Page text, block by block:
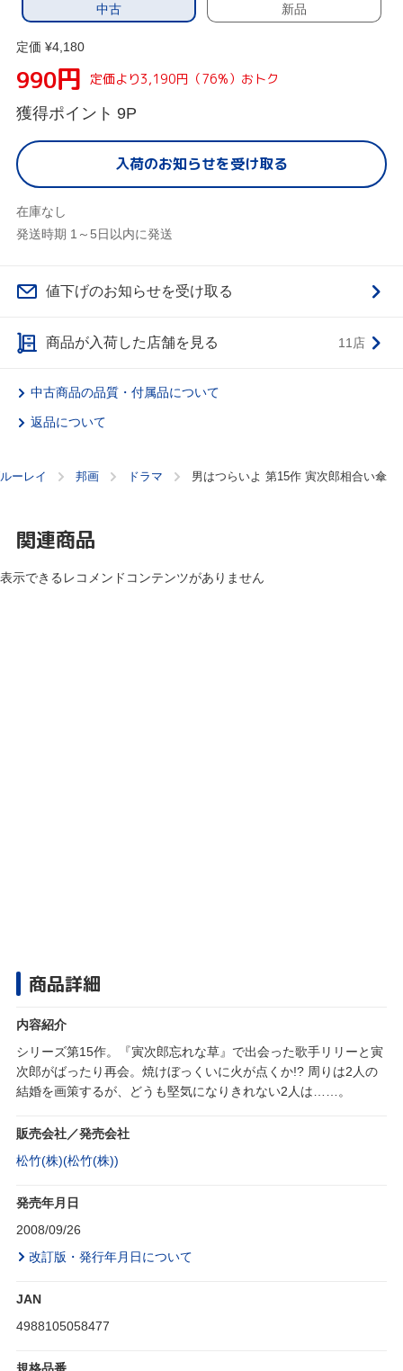
中古 新品
定価 ¥4,180
990円 定価より3,190円（76%）おトク
獲得ポイント 9P
入荷のお知らせを受け取る
在庫なし
発送時期 1～5日以内に発送
値下げのお知らせを受け取る
商品が入荷した店舗を見る 11店
中古商品の品質・付属品について
返品について
ーレイ 邦画 ドラマ 男はつらいよ 第15作 寅次郎相合い傘
関連商品
表示できるレコメンドコンテンツがありません
商品詳細
内容紹介
シリーズ第15作。『寅次郎忘れな草』で出会った歌手リリーと寅
次郎がばったり再会。焼けぼっくいに火が点くか!? 周りは2人の
結婚を画策するが、どうも堅気になりきれない2人は……。
販売会社／発売会社
松竹(株)(松竹(株))
発売年月日
2008/09/26
改訂版・発行年月日について
JAN
4988105058477